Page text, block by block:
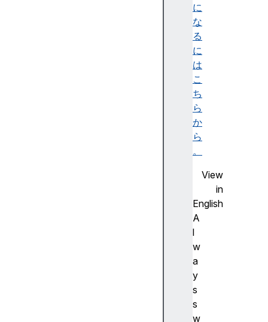
に
な
る
に
は
こ
ち
ら
か
ら
。
View
in
English
A
l
w
a
y
s
s
w